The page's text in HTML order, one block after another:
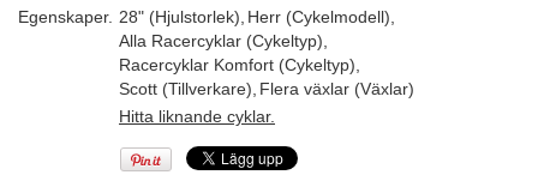
Egenskaper. 28" (Hjulstorlek) Herr (Cykelmodell)
Alla Racercyklar (Cykeltyp)
Racercyklar Komfort (Cykeltyp)
Scott (Tillverkare) Flera växlar (Växlar)
Hitta liknande cyklar.